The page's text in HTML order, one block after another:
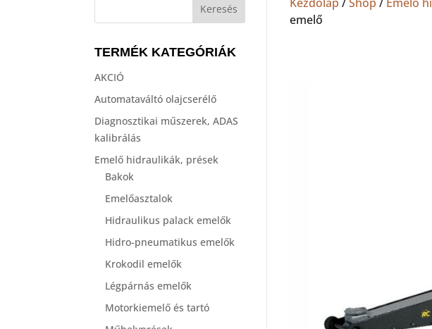
TERMÉK KATEGÓRIÁK
AKCIÓ
Automataváltó olajcserélő
Diagnosztikai műszerek, ADAS
kalibrálás
Emelő hidraulikák, prések
Bakok
Emelőasztalok
Hidraulikus palack emelők
Hidro-pneumatikus emelők
Krokodil emelők
Légpárnás emelők
Motorkiemelő és tartó
emelő